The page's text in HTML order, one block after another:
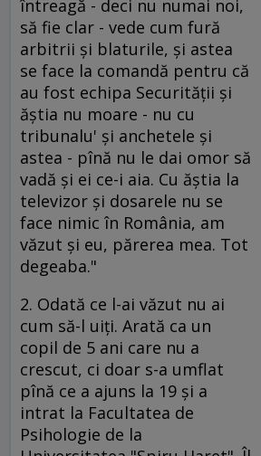
întreagă - deci nu numai noi,
să fie clar - vede cum fură
arbitrii şi blaturile, şi astea
se face la comandă pentru că
au fost echipa Securităţii şi
ăştia nu moare - nu cu
tribunalu' şi anchetele şi
astea - pînă nu le dai omor să
vadă şi ei ce-i aia. Cu ăştia la
televizor şi dosarele nu se
face nimic în România, am
văzut şi eu, părerea mea. Tot
degeaba."
2. Odată ce l-ai văzut nu ai
cum să-l uiţi. Arată ca un
copil de 5 ani care nu a
crescut, ci doar s-a umflat
pînă ce a ajuns la 19 şi a
intrat la Facultatea de
Psihologie de la